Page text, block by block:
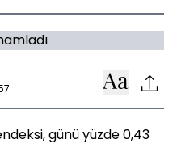
günü yüzde 0,43